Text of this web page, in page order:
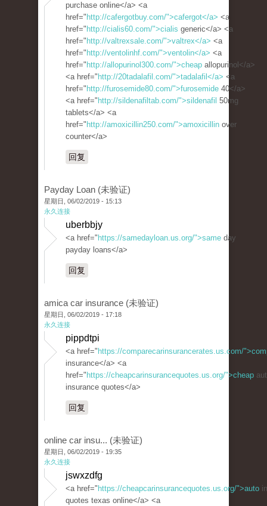
purchase online</a> <a
href=" http://cafergotbuy.com/">cafergot</a> <a
href=" http://cialis60.com/">cialis generic</a> <a
href=" http://valtrexsale.com/">valtrex</a> <a
href=" http://ventolinhf.com/">ventolin</a> <a
href=" http://allopurinol300.com/">cheap allopurinol</a>
<a href=" http://20tadalafil.com/">tadalafil</a> <a
href=" http://furosemide80.com/">furosemide 40</a>
<a href=" http://sildenafiltab.com/">sildenafil 50mg
tablets</a> <a
href=" http://amoxicillin250.com/">amoxicillin over
counter</a>
回复
Payday Loan (未验证)
星期日, 06/02/2019 - 15:13
永久连接
uberbbjy
<a href=" https://samedayloan.us.org/">same day
payday loans</a>
回复
amica car insurance (未验证)
星期日, 06/02/2019 - 17:18
永久连接
pippdtpi
<a href=" https://comparecarinsurancerates.us.com/
insurance</a> <a
href=" https://cheapcarinsurancequotes.us.org/">cheap
insurance quotes</a>
回复
online car insu... (未验证)
星期日, 06/02/2019 - 19:35
永久连接
jswxzdfg
<a href=" https://cheapcarinsurancequotes.us.org/">auto
quotes texas online</a> <a